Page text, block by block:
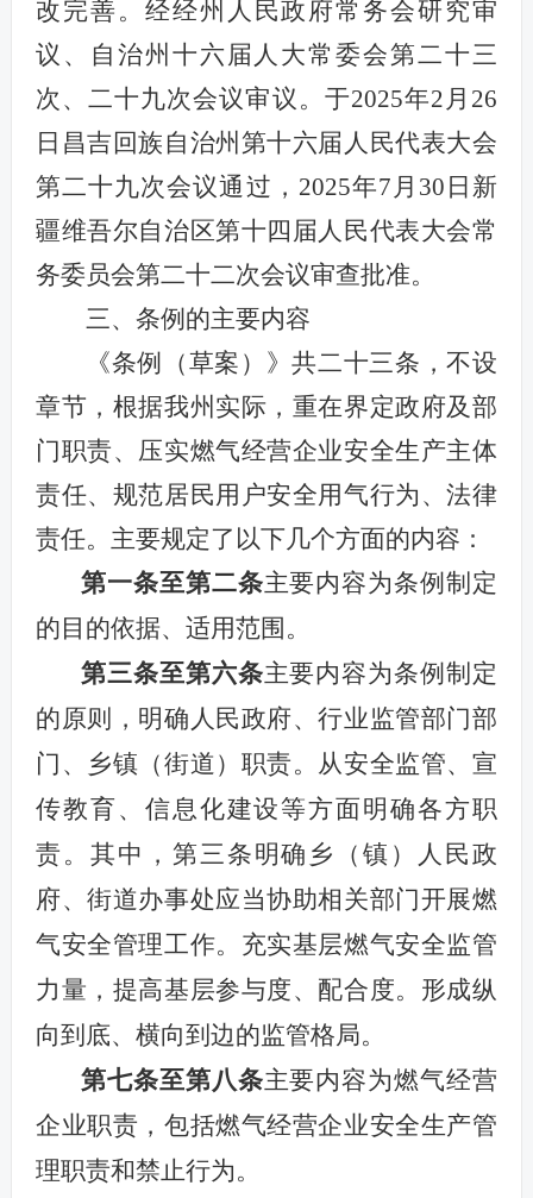
改完善。 经经州人民政府常务会研究审
议、自治州十六届人大常委会第二十三
次、二十九次会议审议。于2025年2 月 26
日昌吉回族自治州第十六届人民代表大会
第二十九次会议通过， 2025年7 月 30 日新
疆维吾尔自治区第十四届人民代表大会常
务委员会第二十二次会议审查批准。
三、 条例的主要内容
《条例（草案）》共二十三条，不设
章节，根据我州实际，重在界定政府及部
门 职责、压实燃气经营企业安全生产主体
责任、规范居民用户安全用气行为 、法律
责任。主要规定了以下几个方面的内容：
第一条至第二条主要内容为条例制定
的目的依据、适用范围。
第三条至第六条主要内容为条例制定
的原则， 明确人民政府、行业监管部门部
门 、 乡镇（街道） 职责。 从安全监管、宣
传教育、信息化建设等方面明确各方职
责。其中， 第三条明确乡（镇）人民政
府、街道办事处应当协助相关部门开展燃
气安全管理工作。 充实基层燃气安全监管
力量，提高基层参与度、配合度。形成纵
向到底、横向到边的监管格局。
第七条至第八条主要内容为燃气经营
企业职责，包括燃气经营企业安全生产管
理职责和禁止行为。